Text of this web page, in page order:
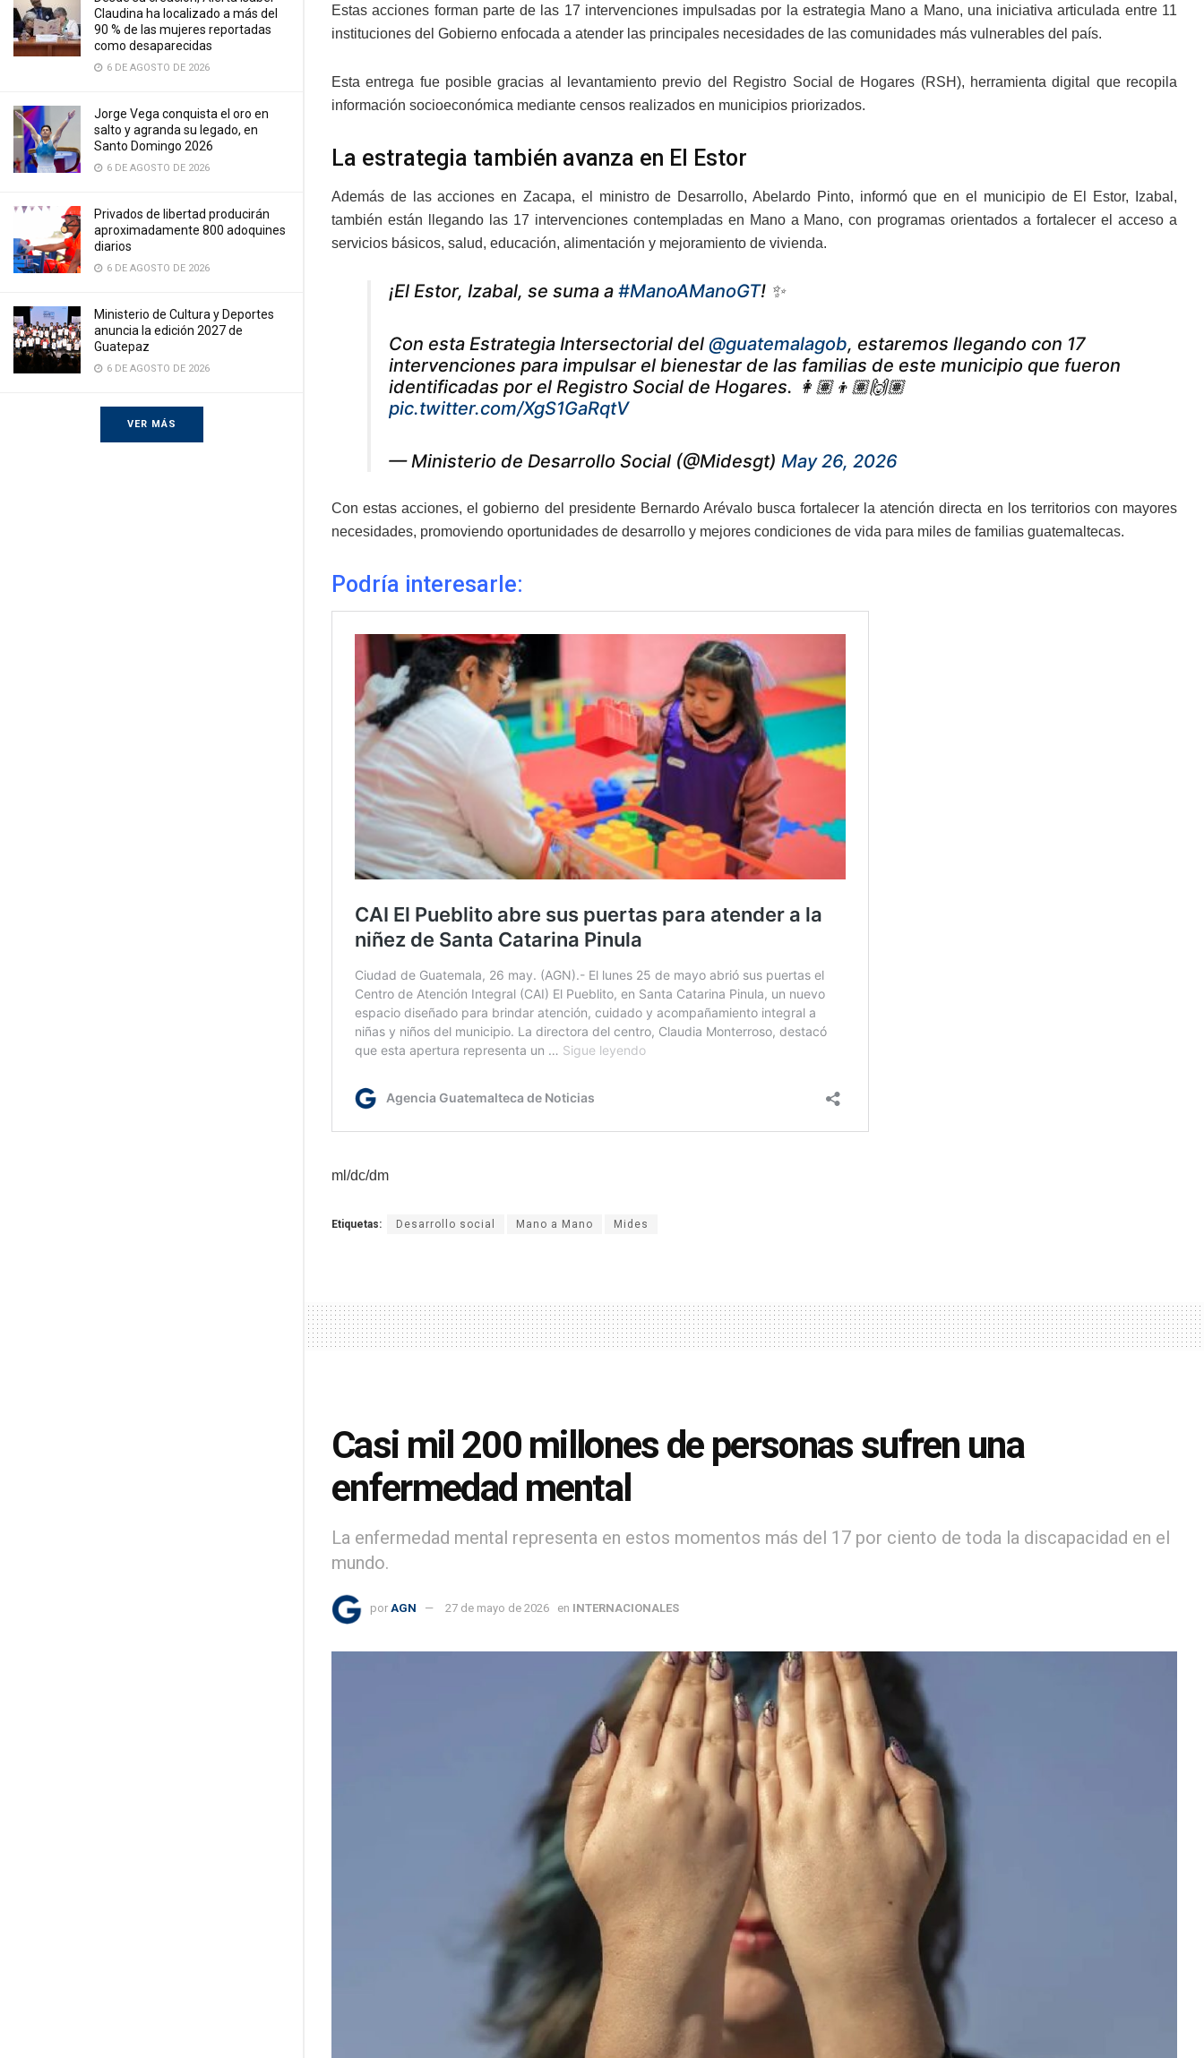
Claudina ha localizado a más del
90 % de las mujeres reportadas
como desaparecidas
6 DE AGOSTO DE 2026
Jorge Vega conquista el oro en
salto y agranda su legado, en
Santo Domingo 2026
6 DE AGOSTO DE 2026
Privados de libertad producirán
aproximadamente 800 adoquines
diarios
6 DE AGOSTO DE 2026
Ministerio de Cultura y Deportes
anuncia la edición 2027 de
Guatepaz
6 DE AGOSTO DE 2026
VER MÁS
Estas acciones forman parte de las 17 intervenciones impulsadas por la estrategia Mano a Mano, una iniciativa articulada entre 11
instituciones del Gobierno enfocada a atender las principales necesidades de las comunidades más vulnerables del país.
Esta entrega fue posible gracias al levantamiento previo del Registro Social de Hogares (RSH), herramienta digital que recopila
información socioeconómica mediante censos realizados en municipios priorizados.
La estrategia también avanza en El Estor
Además de las acciones en Zacapa, el ministro de Desarrollo, Abelardo Pinto, informó que en el municipio de El Estor, Izabal,
también están llegando las 17 intervenciones contempladas en Mano a Mano, con programas orientados a fortalecer el acceso a
servicios básicos, salud, educación, alimentación y mejoramiento de vivienda.
¡El Estor, Izabal, se suma a #ManoAManoGT! ✨
Con esta Estrategia Intersectorial del @guatemalagob, estaremos llegando con 17
intervenciones para impulsar el bienestar de las familias de este municipio que fueron
identificadas por el Registro Social de Hogares. 👩🏽👦🏽🙌🏽
pic.twitter.com/XgS1GaRqtV
— Ministerio de Desarrollo Social (@Midesgt) May 26, 2026
Con estas acciones, el gobierno del presidente Bernardo Arévalo busca fortalecer la atención directa en los territorios con mayores
necesidades, promoviendo oportunidades de desarrollo y mejores condiciones de vida para miles de familias guatemaltecas.
Podría interesarle:
ml/dc/dm
Etiquetas: Desarrollo social Mano a Mano Mides
Casi mil 200 millones de personas sufren una
enfermedad mental
La enfermedad mental representa en estos momentos más del 17 por ciento de toda la discapacidad en el
mundo.
por AGN 27 de mayo de 2026 en INTERNACIONALES